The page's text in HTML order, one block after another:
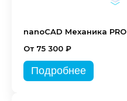
nanoCAD Механика PRO
От 75 300 ₽
Подробнее